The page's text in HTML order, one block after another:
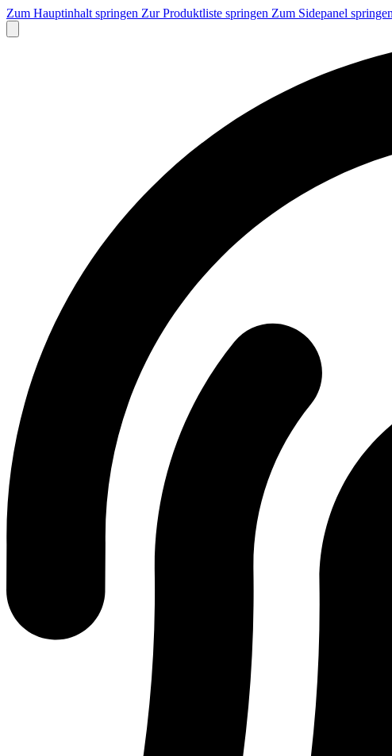
Zum Hauptinhalt springen Zur Produktliste springen Zum Sidepanel springen